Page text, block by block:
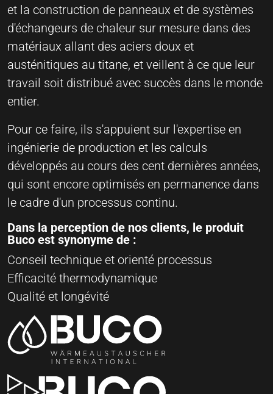
et la construction de panneaux et de systèmes
d'échangeurs de chaleur sur mesure dans des
matériaux allant des aciers doux et
austénitiques au titane, et veillent à ce que leur
travail soit distribué avec succès dans le monde
entier.
Pour ce faire, ils s'appuient sur l'expertise en
ingénierie de production et les calculs
développés au cours des cent dernières années,
qui sont encore optimisés en permanence dans
le cadre d'un processus continu.
Dans la perception de nos clients, le produit
Buco est synonyme de :
Conseil technique et orienté processus
Efficacité thermodynamique
Qualité et longévité